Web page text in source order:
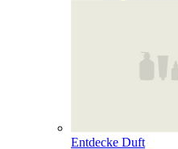
Entdecke Duft